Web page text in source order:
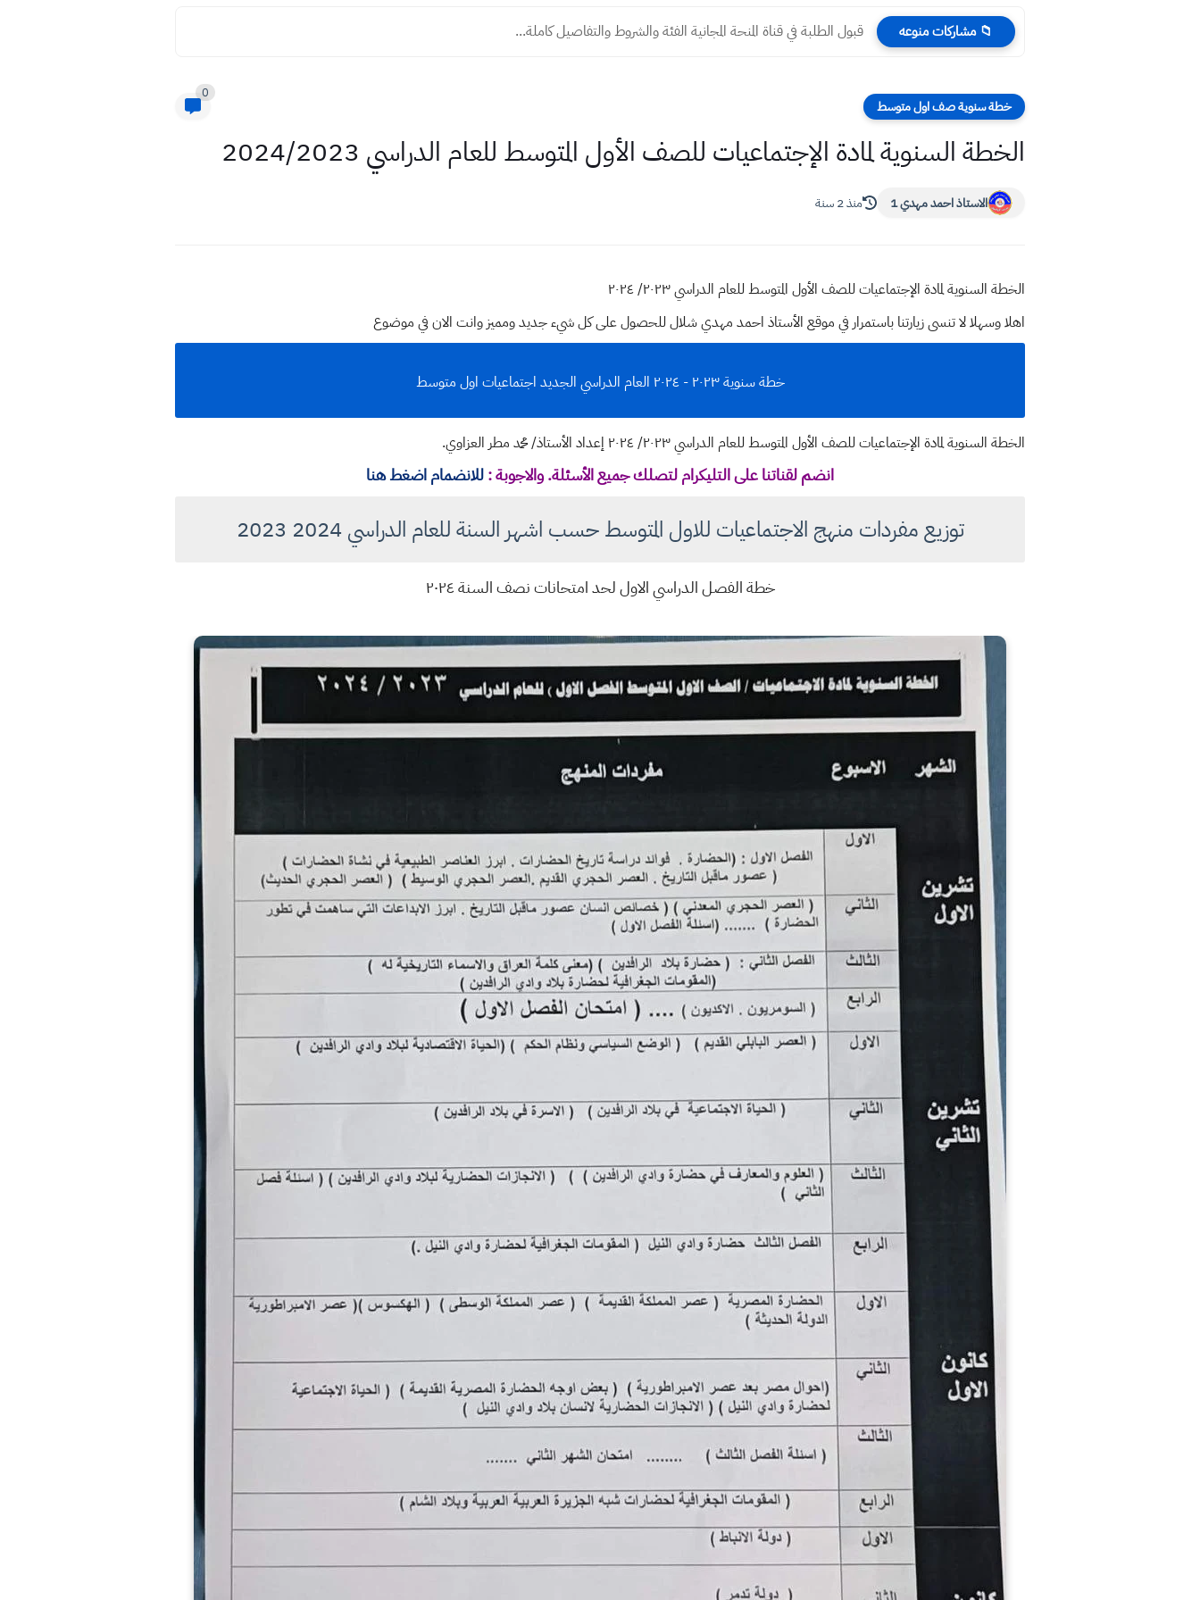
📁 مشاركات منوعه قبول الطلبة في قناة المنحة المجانية الفئة والشروط والتفاصيل كاملة...
خطة سنوية صف اول متوسط
0
الخطة السنوية لمادة الإجتماعيات للصف الأول المتوسط للعام الدراسي 2024/2023
الاستاذ احمد مهدي 1 منذ 2 سنة
الخطة السنوية لمادة الإجتماعيات للصف الأول المتوسط للعام الدراسي ٢٠٢٣/ ٢٠٢٤
اهلا وسهلالا تنسى زيارتنا باستمرار في موقع الأستاذ احمد مهدي شلال للحصول على كل شيء جديد ومميز وانت الان في موضوع
خطة سنوية ٢٠٢٣ - ٢٠٢٤ العام الدراسي الجديد اجتماعيات اول متوسط
الخطة السنوية لمادة الإجتماعيات للصف الأول المتوسط للعام الدراسي ٢٠٢٣/ ٢٠٢٤ إعداد الأستاذ/ محمد مطر العزاوي.
انضم لقناتنا على التليكرام لتصلك جميع الأسئلة. والاجوبة :للانضمام اضغط هنا
توزيع مفردات منهج الاجتماعيات للاول المتوسط حسب اشهر السنة للعام الدراسي 2024 2023
خطة الفصل الدراسي الاول لحد امتحانات نصف السنة ٢٠٢٤